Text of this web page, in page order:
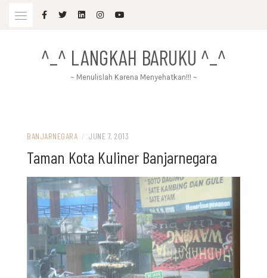
^_^ LANGKAH BARUKU ^_^
~ Menulislah Karena Menyehatkan!!! ~
BANJARNEGARA / JUNE 7, 2013
Taman Kota Kuliner Banjarnegara